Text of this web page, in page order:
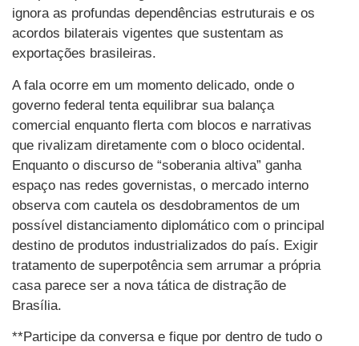
ignora as profundas dependências estruturais e os
acordos bilaterais vigentes que sustentam as
exportações brasileiras.
A fala ocorre em um momento delicado, onde o
governo federal tenta equilibrar sua balança
comercial enquanto flerta com blocos e narrativas
que rivalizam diretamente com o bloco ocidental.
Enquanto o discurso de “soberania altiva” ganha
espaço nas redes governistas, o mercado interno
observa com cautela os desdobramentos de um
possível distanciamento diplomático com o principal
destino de produtos industrializados do país. Exigir
tratamento de superpotência sem arrumar a própria
casa parece ser a nova tática de distração de
Brasília.
**Participe da conversa e fique por dentro de tudo o